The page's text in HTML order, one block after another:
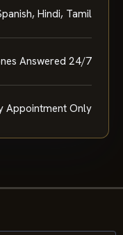
Hindi, Tamil
Answered 24/7
Appointment Only